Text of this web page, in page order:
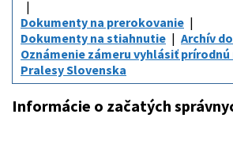
Dokumenty na prerokovanie
Dokumenty na stiahnutie
Archív
Oznámenie zámeru vyhlásiť prírodnú
Pralesy Slovenska
Informácie o začatých